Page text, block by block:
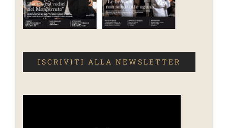
ISCRIVITI ALLA NEWSLETTER